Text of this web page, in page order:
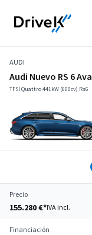
AUDI
Audi Nuevo RS 6
TFSI Quattro 441kW (600cv) Rs6
Precio
155.280 €*IVA incl.
Financiación